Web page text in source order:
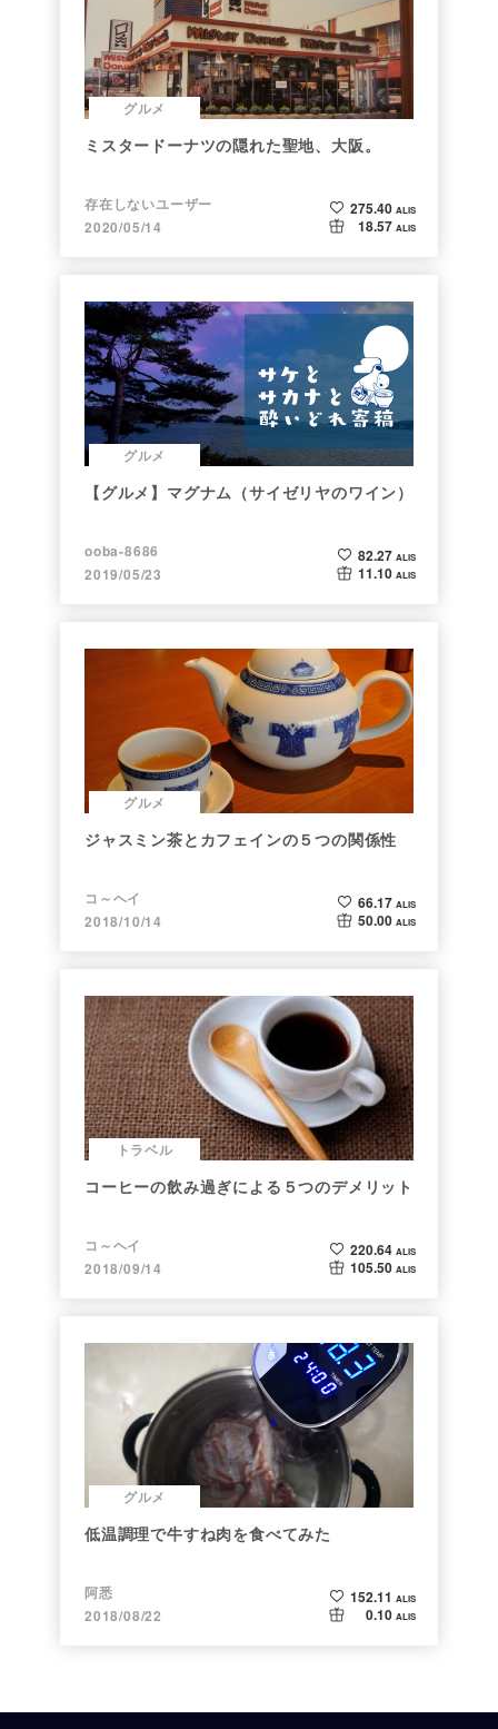
グルメ
ミスタードーナツの隠れた聖地、大阪。
存在しないユーザー
2020/05/14
275.40 ALIS
18.57 ALIS
グルメ
【グルメ】マグナム（サイゼリヤのワイン）
ooba-8686
2019/05/23
82.27 ALIS
11.10 ALIS
グルメ
ジャスミン茶とカフェインの５つの関係性
コ～ヘイ
2018/10/14
66.17 ALIS
50.00 ALIS
トラベル
コーヒーの飲み過ぎによる５つのデメリット
コ～ヘイ
2018/09/14
220.64 ALIS
105.50 ALIS
グルメ
低温調理で牛すね肉を食べてみた
阿悉
2018/08/22
152.11 ALIS
0.10 ALIS